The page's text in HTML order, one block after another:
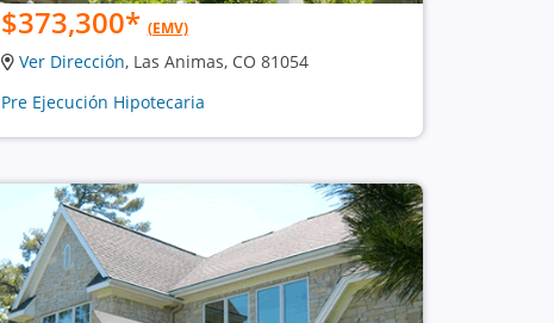
$373,300* (EMV)
Ver Dirección, Las Animas, CO 81054
Pre Ejecución Hipotecaria